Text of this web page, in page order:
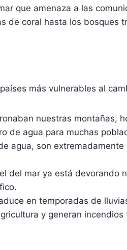
que amenaza a las
de coral hasta los bosques
más vulnerables al
nuestras montañas,
de agua para muchas
agua, son
del mar ya está devorando
en temporadas de
y generan incendios